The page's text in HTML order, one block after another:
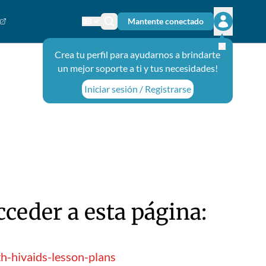
Cambiar el idioma
Ícono de búsqueda
Mantente conectado
Abrir el
Crea tu perfil para ayudarnos a brindarte
un mejor soporte a ti y tus necesidades!
Iniciar sesión / Registrarse
a esta página:
hivaids-lesson-plans